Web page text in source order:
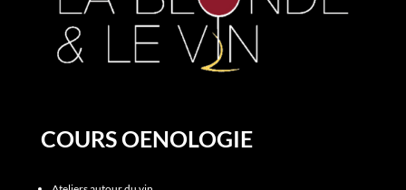
COURS OENOLOGIE